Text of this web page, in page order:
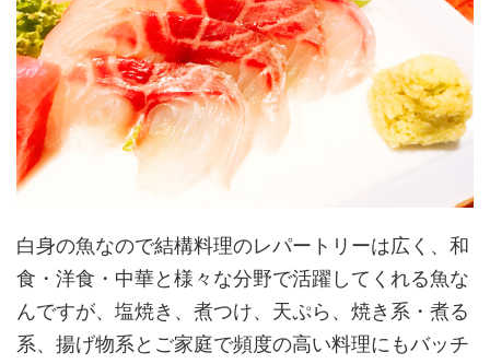
白身の魚なので結構料理のレパートリーは広く、和
食・洋食・中華と様々な分野で活躍してくれる魚な
んですが、塩焼き、煮つけ、天ぷら、焼き系・煮る
系、揚げ物系とご家庭で頻度の高い料理にもバッチ